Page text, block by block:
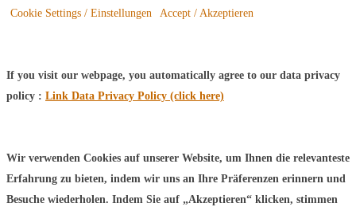
Cookie Settings / Einstellungen
Accept / Akzeptieren
If you visit our webpage, you automatically agree to our data privacy
policy : Link Data Privacy Policy (click here)
Wir verwenden Cookies auf unserer Website, um Ihnen die relevanteste
Erfahrung zu bieten, indem wir uns an Ihre Präferenzen erinnern und
Besuche wiederholen. Indem Sie auf „Akzeptieren“ klicken, stimmen